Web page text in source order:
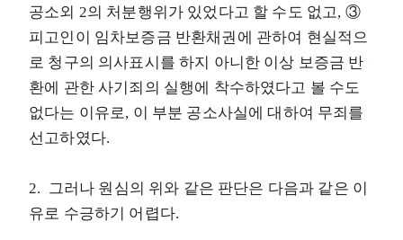
공소외 2의 처분행위가 있었다고 할 수도 없고, ③
피고인이 임차보증금 반환채권에 관하여 현실적으
로 청구의 의사표시를 하지 아니한 이상 보증금 반
환에 관한 사기죄의 실행에 착수하였다고 볼 수도
없다는 이유로, 이 부분 공소사실에 대하여 무죄를
선고하였다.
2. 그러나 원심의 위와 같은 판단은 다음과 같은 이
유로 수긍하기 어렵다.